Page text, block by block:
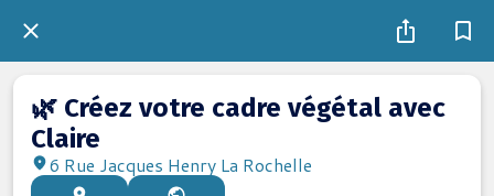
🌿 Créez votre cadre végétal avec
Claire
6 Rue Jacques Henry La Rochelle